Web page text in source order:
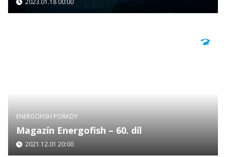
ENERGOFISH POŘADY
Magazín Energofish – 60. díl
2021.12.01 20:00